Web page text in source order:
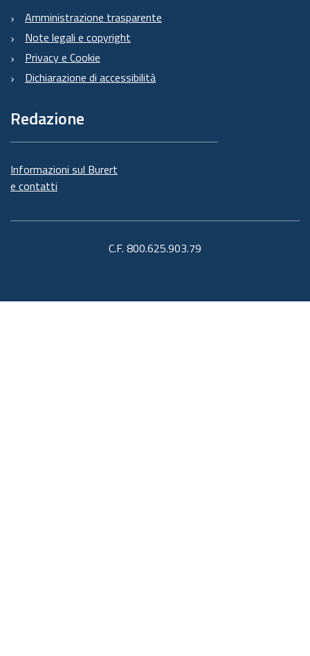
Amministrazione trasparente
Note legali e copyright
Privacy e Cookie
Dichiarazione di accessibilità
Redazione
Informazioni sul Burert
e contatti
C.F. 800.625.903.79